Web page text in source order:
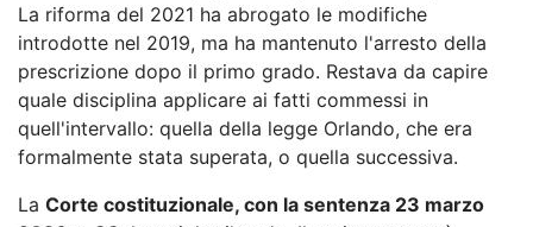
La riforma del 2021 ha abrogato le modifiche
introdotte nel 2019, ma ha mantenuto l'arresto della
prescrizione dopo il primo grado. Restava da capire
quale disciplina applicare ai fatti commessi in
quell'intervallo: quella della legge Orlando, che era
formalmente stata superata, o quella successiva.
La Corte costituzionale, con la sentenza 23 marzo